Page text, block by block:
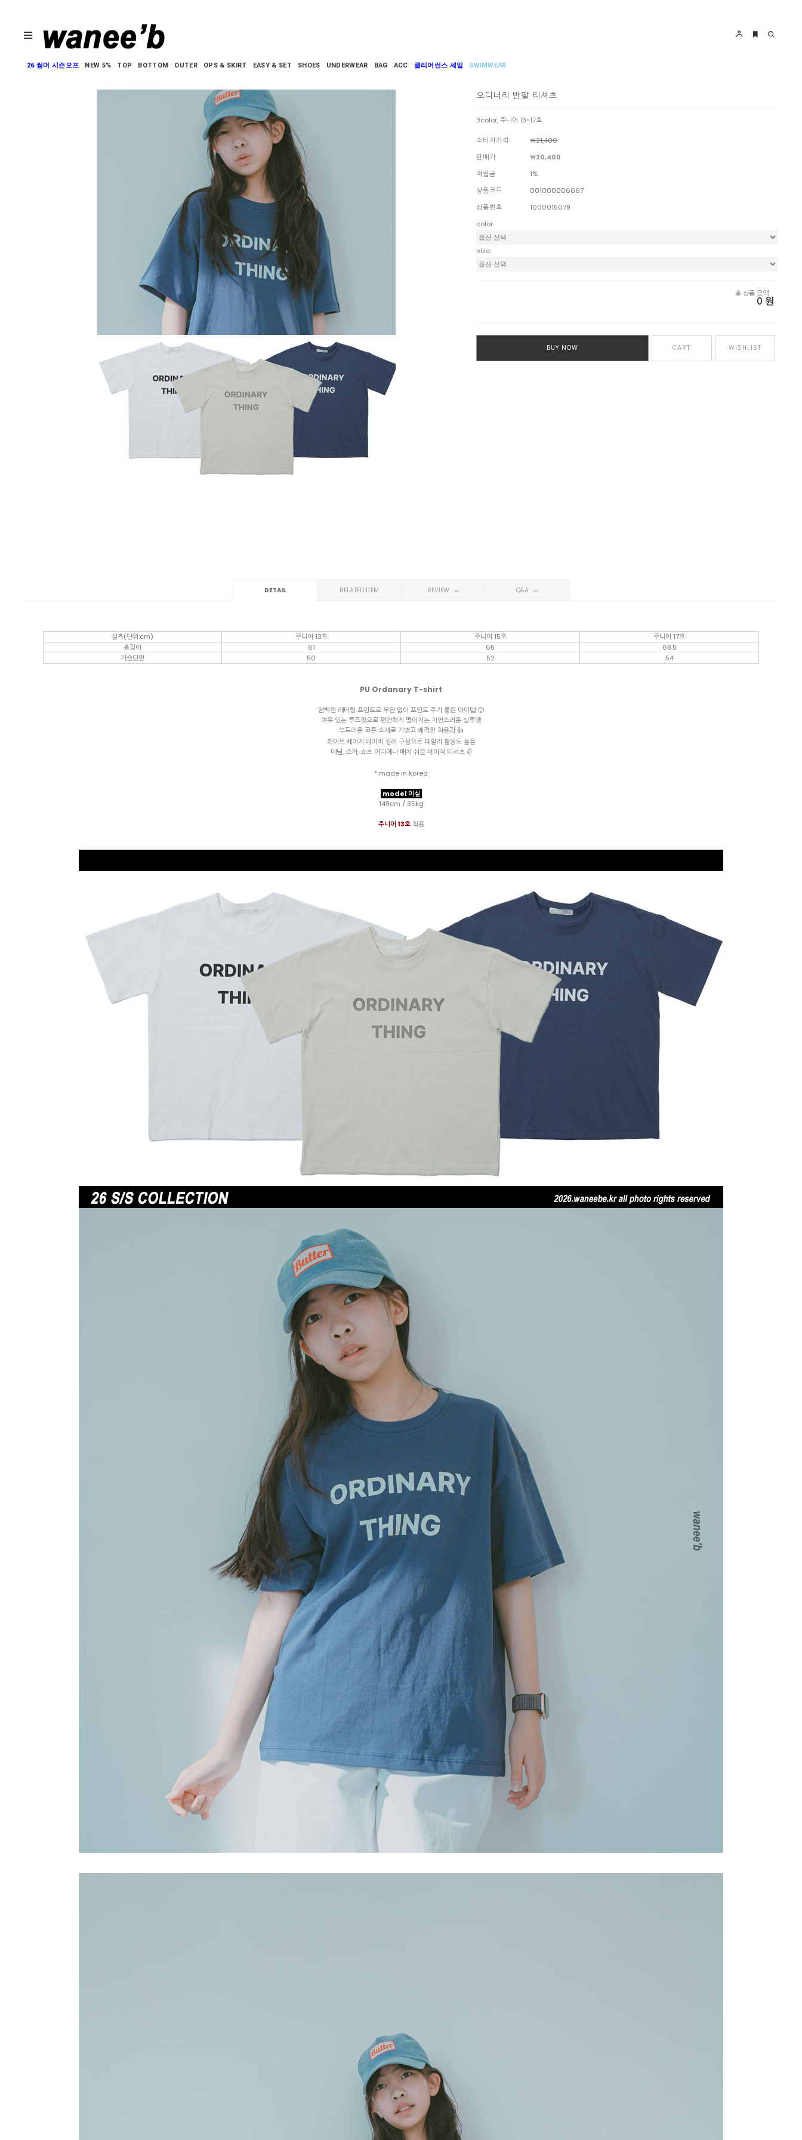
26 썸머 시즌오프 NEW 5% TOP BOTTOM OUTER OPS & SKIRT EASY & SET SHOES UNDERWEAR BAG ACC 클리어런스 세일 SWIMWEAR
오디너리 반팔 티셔츠
3color, 주니어 13~17호
소비자가격
￦21,400
판매가
￦20,400
적립금
1%
상품코드
001000006067
상품번호
1000015079
color
size
총 상품 금액
0 원
BUY NOW CART WISHLIST
DETAIL RELATED ITEM REVIEW Q&A
실측(단위:cm) 주니어 13호 주니어 15호
주니어 17호
총길이
61 65
68.5
가슴단면
50 52 54
PU Ordanary T-shirt
담백한 레터링 프린트로 부담 없이 포인트 주기 좋은 아이템 🙂
여유 있는 루즈핏으로 편안하게 떨어지는 자연스러운 실루엣
부드러운 코튼 소재로 가볍고 쾌적한 착용감 👍
화이트·베이지·네이비 컬러 구성으로 데일리 활용도 높음
데님, 조거, 쇼츠 어디에나 매치 쉬운 베이직 티셔츠 ✌️
* made in korea
model 이설
149cm / 35kg
주니어 13호착용